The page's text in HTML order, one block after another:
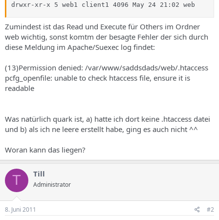
drwxr-xr-x 5 web1 client1 4096 May 24 21:02 web
Zumindest ist das Read und Execute für Others im Ordner
web wichtig, sonst komtm der besagte Fehler der sich durch
diese Meldung im Apache/Suexec log findet:
(13)Permission denied: /var/www/saddsdads/web/.htaccess
pcfg_openfile: unable to check htaccess file, ensure it is
readable
Was natürlich quark ist, a) hatte ich dort keine .htaccess datei
und b) als ich ne leere erstellt habe, ging es auch nicht ^^
Woran kann das liegen?
T Till
Administrator
8. Juni 2011 #2